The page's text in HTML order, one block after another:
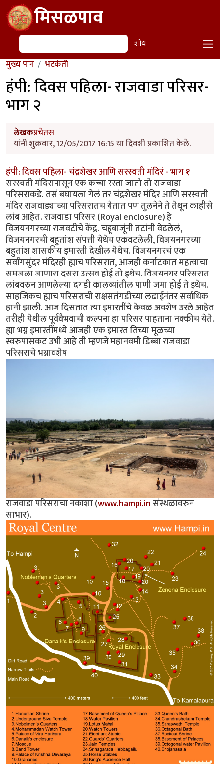
Skip to main contentमिसळपाव
शोध शोध
मुख्य पान भटकंती
हंपी: दिवस पहिला- राजवाडा परिसर-
भाग २
लेखकप्रचेतस
यांनी शुक्रवार, 12/05/2017 16:15 या दिवशी प्रकाशित केले.
हंपी: दिवस पहिला- चंद्रशेखर आणि सरस्वती मंदिरं - भाग १
सरस्वती मंदिरापासून एक कच्चा रस्ता जातो तो राजवाडा
परिसराकडे. तसं बघायला गेलं तर चंद्रशेखर मंदिर आणि सरस्वती
मंदिर राजवाड्याच्या परिसरातच येतात पण तुलनेने ते तेथून काहीसे
लांब आहेत. राजवाडा परिसर (Royal enclosure) हे
विजयनगरच्या राजवटीचे केंद्र. चहूबाजूंनी तटांनी वेढलेलं,
विजयनगरची बहुतांश संपत्ती येथेच एकवटलेली, विजयनगरच्या
बहुतांश शासकीय इमारती देखील येथेच. विजयनगरचं एक
सर्वांगसुंदर मंदिरही ह्याच परिसरात, आजही कर्नाटकात महत्वाचा
समजला जाणारा दसरा उत्सव होई तो इथेच. विजयनगर परिसरात
लांबवरुन आणलेल्या दगडी कालव्यांतील पाणी जमा होई ते इथेच.
साहजिकच ह्याच परिसराची राक्षसतंगडीच्या लढाईनंतर सर्वाधिक
हानी झाली. आज दिसतात त्या इमारतींचे केवळ अवशेष उरले आहेत
तरीही येथील पूर्ववैभवाची कल्पना हा परिसर पाहताना नक्कीच येते.
ह्या भग्न इमारतींमध्ये आजही एक इमारत तिच्या मूळच्या
स्वरुपासकट उभी आहे ती म्हणजे महानवमी डिब्बा राजवाडा
परिसराचे भग्नावशेष
राजवाडा परिसराचा नकाशा (www.hampi.inसंस्थळावरुन
साभार).